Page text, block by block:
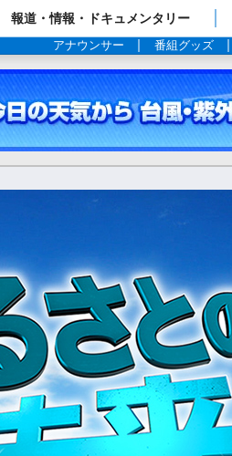
報道・情報・ドキュメンタリー
アナウンサー 番組グッズ